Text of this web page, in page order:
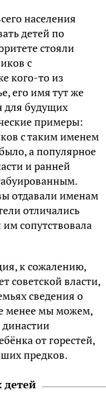
населения
детей по
стояли
с
кого-то из
его имя тут же
для будущих
примеры:
с таким именем
а популярное
и ранней
отдавали именам
отличались
сопутствовала
к сожалению,
советской власти,
сведения о
менее мы можем,
от горестей,
предков.
детей